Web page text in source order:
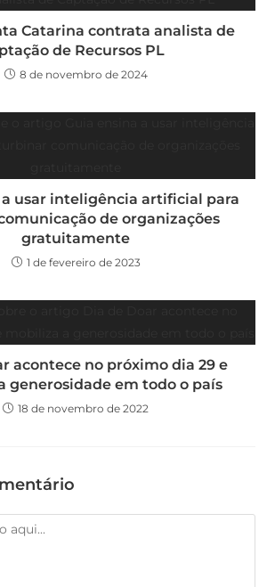
Catarina contrata analista de
de Recursos PL
8 de novembro de 2024
a usar inteligência artificial para
de organizações
gratuitamente
1 de fevereiro de 2023
acontece no próximo dia 29 e
generosidade em todo o país
18 de novembro de 2022